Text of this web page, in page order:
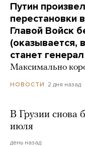
Путин
перестановки
Главой Войск
(оказывается,
станет
Максимально
НОВОСТИ 2 дня назад
В Грузии снова
июля
день назад